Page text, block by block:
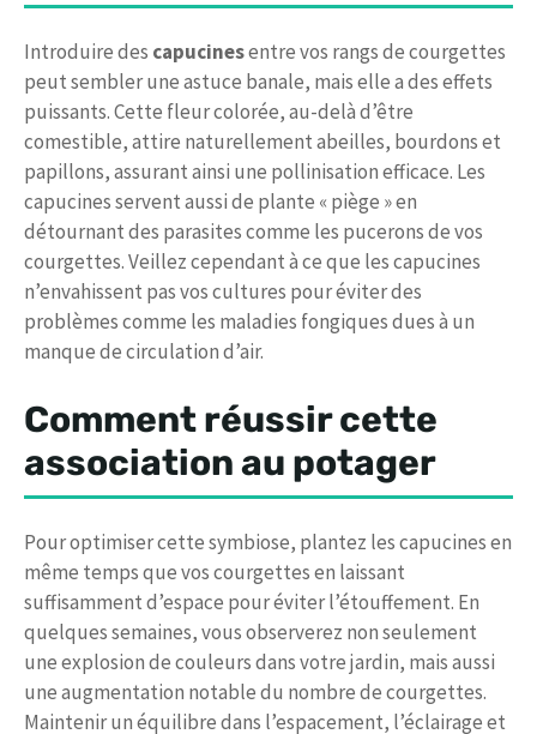
Introduire des capucinesentre vos rangs de courgettes
peut sembler une astuce banale, mais elle a des effets
puissants. Cette fleur colorée, au-delà d’être
comestible, attire naturellement abeilles, bourdons et
papillons, assurant ainsi une pollinisation efficace. Les
capucines servent aussi de plante « piège » en
détournant des parasites comme les pucerons de vos
courgettes. Veillez cependant à ce que les capucines
n’envahissent pas vos cultures pour éviter des
problèmes comme les maladies fongiques dues à un
manque de circulation d’air.
Comment réussir cette
association au potager
Pour optimiser cette symbiose, plantez les capucines en
même temps que vos courgettes en laissant
suffisamment d’espace pour éviter l’étouffement. En
quelques semaines, vous observerez non seulement
une explosion de couleurs dans votre jardin, mais aussi
une augmentation notable du nombre de courgettes.
Maintenir un équilibre dans l’espacement, l’éclairage et